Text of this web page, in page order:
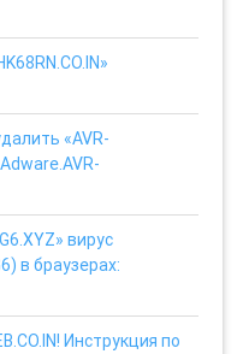
«AVR-
вирус
в браузерах:
Инструкция по